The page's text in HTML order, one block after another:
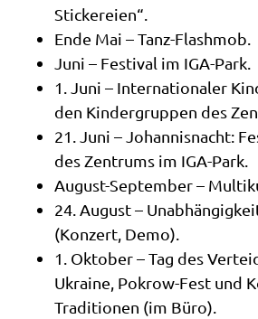
Stickereien“.
Ende Mai – Tanz-Flashmob.
Juni – Festival im IGA-Park.
1. Juni – Internationaler
den Kindergruppen des
21. Juni – Johannisnacht:
des Zentrums im IGA-Park.
August-September –
24. August –
(Konzert, Demo).
1. Oktober – Tag des
Ukraine, Pokrow-Fest und
Traditionen (im Büro).